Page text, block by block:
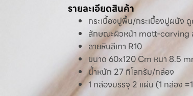
รายละเอียดสินค้า
กระเบื้องปูพื้น/กระเบื้องปูผนัง
ลักษณะผิวหน้า matt-carving
ลายหินสีเทา R10
ขนาด 60x120 Cm หนา 8.5
น้ำหนัก 27 กิโลกรัม/กล่อง
1 กล่องบรรจุ 2 แผ่น (1 กล่อง